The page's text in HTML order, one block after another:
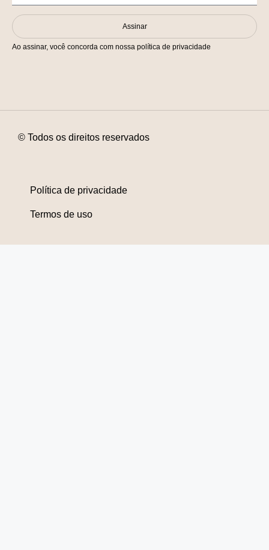
Assinar
Ao assinar, você concorda com nossa política de privacidade
© Todos os direitos reservados
Política de privacidade
Termos de uso